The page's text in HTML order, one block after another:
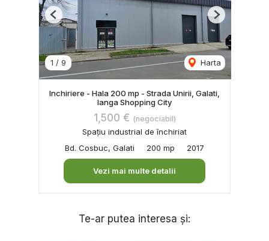
1 / 9 Harta
Previous Next
Inchiriere - Hala 200 mp - Strada Unirii, Galati,
langa Shopping City
1,500 € (negociabil)
Spațiu industrial de închiriat
Bd. Cosbuc, Galati
200 mp 2017
Vezi mai multe detalii
Te-ar putea interesa și: